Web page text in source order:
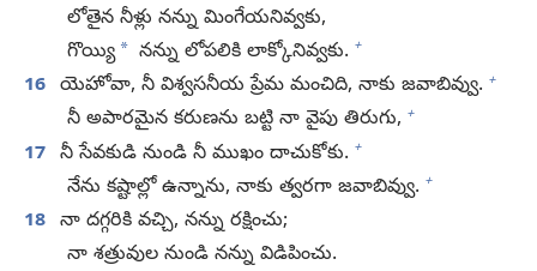
లోతైన నీళ్లు నన్ను మింగేయనివ్వకు,
గొయ్యి * నన్ను లోపలికి లాక్కోనివ్వకు. +
16 యెహోవా, నీ విశ్వసనీయ ప్రేమ మంచిది, నాకు జవాబివ్వు. +
నీ అపారమైన కరుణను బట్టి నా వైపు తిరుగు, +
17 నీ సేవకుడి నుండి నీ ముఖం దాచుకోకు. +
నేను కష్టాల్లో ఉన్నాను, నాకు త్వరగా జవాబివ్వు. +
18 నా దగ్గరికి వచ్చి, నన్ను రక్షించు;
నా శత్రువుల నుండి నన్ను విడిపించు.